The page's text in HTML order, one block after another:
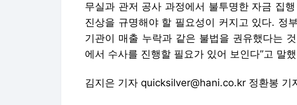
무실과 관저 공사 과정에서 불투명한 자금 집
진상을 규명해야 할 필요성이 커지고 있다. 정
기관이 매출 누락과 같은 불법을 권유했다는
에서 수사를 진행할 필요가 있어 보인다”고 말
김지은 기자 quicksilver@hani.co.kr 정환봉